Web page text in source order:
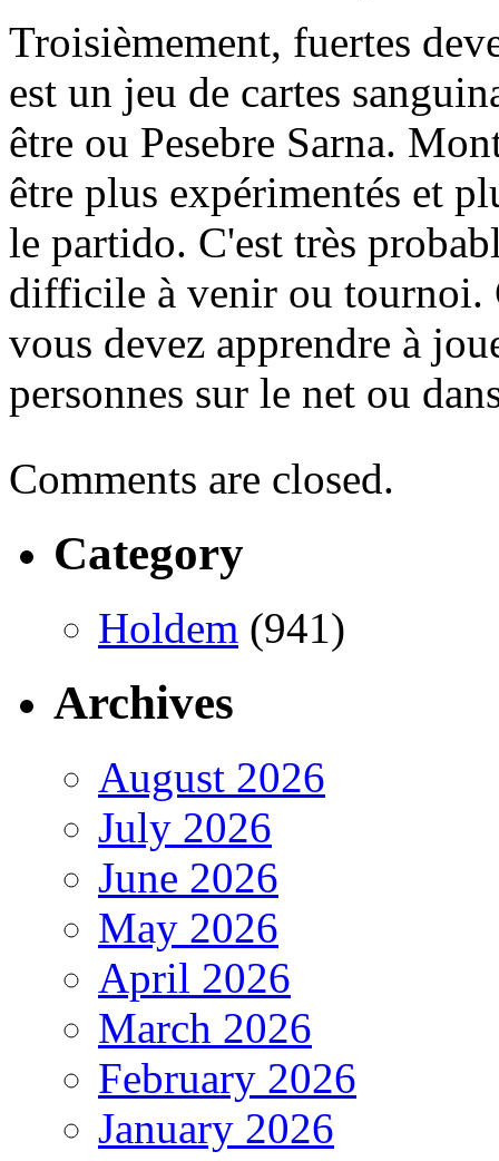
Troisièmement, fuertes
est un jeu de cartes
être ou Pesebre Sarna.
être plus expérimentés et
le partido. C'est très
difficile à venir ou tournoi.
vous devez apprendre à
personnes sur le net ou
Comments are closed.
Category
Holdem (941)
Archives
August 2026
July 2026
June 2026
May 2026
April 2026
March 2026
February 2026
January 2026